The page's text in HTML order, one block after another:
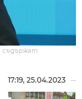
съдържат
17:19, 25.04.2023